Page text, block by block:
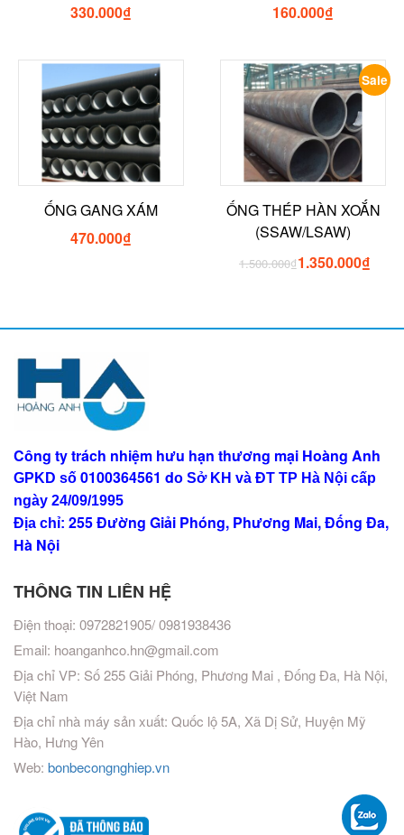
₫
330.000
₫
160.000
ỐNG GANG XÁM
₫
470.000
Sale
ỐNG THÉP HÀN XOẮN
(SSAW/LSAW)
₫
1.500.000 ₫
1.350.000
Công ty trách nhiệm hưu hạn thương mại Hoàng Anh
GPKD số 0100364561 do Sở KH và ĐT TP Hà Nội cấp
ngày 24/09/1995
Địa chỉ: 255 Đường Giải Phóng, Phương Mai, Đống Đa,
Hà Nội
THÔNG TIN LIÊN HỆ
Điện thoại: 0972821905/ 0981938436
Email: hoanganhco.hn@gmail.com
Địa chỉ VP: Số 255 Giải Phóng, Phương Mai , Đống Đa, Hà Nội,
Việt Nam
Địa chỉ nhà máy sản xuất: Quốc lộ 5A, Xã Dị Sử, Huyện Mỹ
Hào, Hưng Yên
Web: bonbecongnghiep.vn